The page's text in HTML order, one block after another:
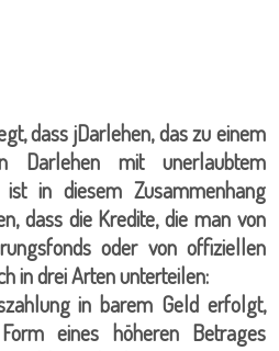
dass jDarlehen, das zu einem
Darlehen mit unerlaubtem
in diesem Zusammenhang
dass die Kredite, die man von
oder von offiziellen
in drei Arten unterteilen:
in barem Geld erfolgt,
eines höheren Betrages